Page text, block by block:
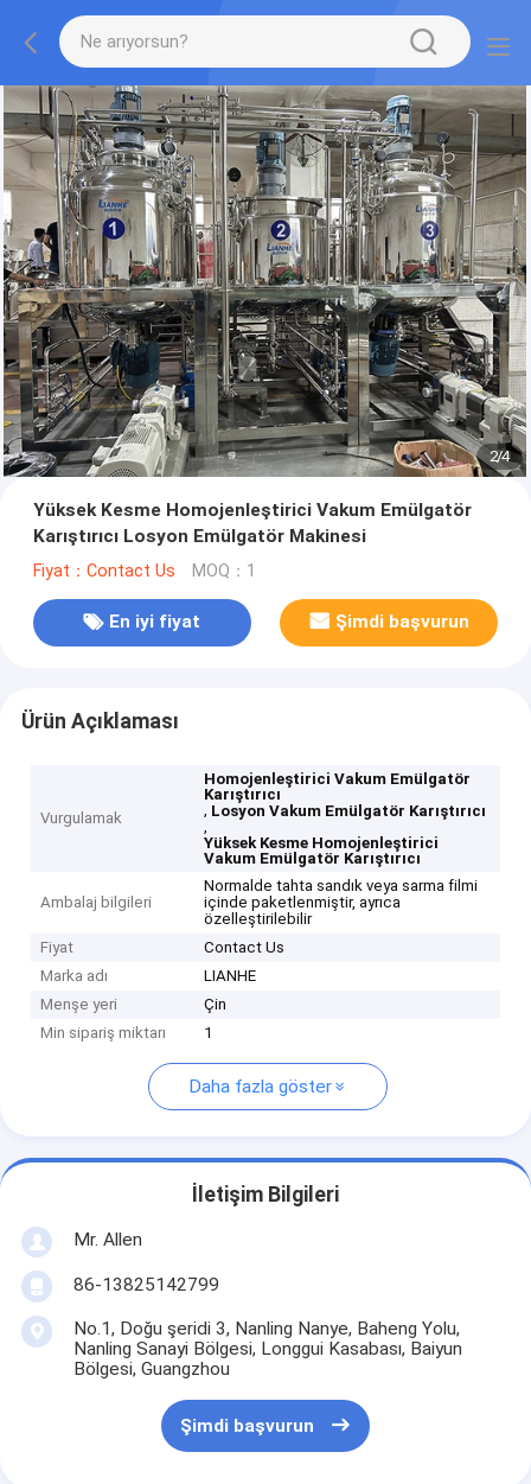
2/4
Yüksek Kesme Homojenleştirici Vakum Emülgatör
Karıştırıcı Losyon Emülgatör Makinesi
Fiyat：Contact Us MOQ：1
En iyi fiyat Şimdi başvurun
Ürün Açıklaması
Vurgulamak
Homojenleştirici Vakum Emülgatör
Karıştırıcı
, Losyon Vakum Emülgatör Karıştırıcı
,
Yüksek Kesme Homojenleştirici
Vakum Emülgatör Karıştırıcı
Ambalaj bilgileri
Normalde tahta sandık veya sarma filmi
içinde paketlenmiştir, ayrıca
özelleştirilebilir
Fiyat
Contact Us
Marka adı
LIANHE
Menşe yeri
Çin
Min sipariş miktarı
1
Daha fazla göster
İletişim Bilgileri
Mr. Allen
86-13825142799
No.1, Doğu şeridi 3, Nanling Nanye, Baheng Yolu,
Nanling Sanayi Bölgesi, Longgui Kasabası, Baiyun
Bölgesi, Guangzhou
Şimdi başvurun